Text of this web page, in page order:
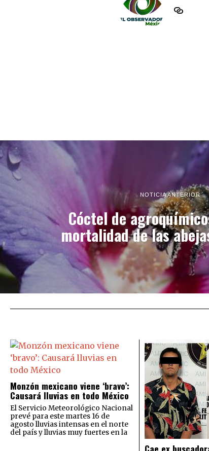
NOTICIA ANTERIOR
Cóctel de
mortalidad de las
Monzón mexicano viene ‘bravo’:
Causará lluvias en todo México
El Servicio Meteorológico Nacional
prevé para este martes 16 de
agosto lluvias intensas en el norte
del país y lluvias muy fuertes en la
Cae ex